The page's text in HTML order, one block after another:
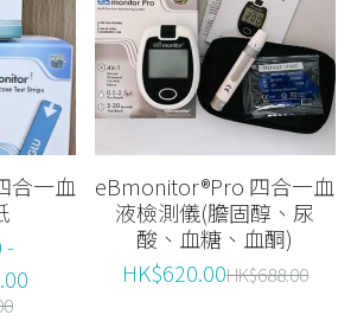
合一血
-
eBmonitor®Pro 四合一血
液檢測儀(膽固醇、尿
酸、血糖、血酮)
HK$620.00HK$688.00